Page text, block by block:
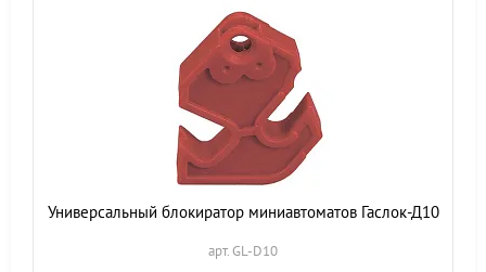
Универсальный блокиратор миниавтоматов Гаслок-Д10
арт. GL-D10